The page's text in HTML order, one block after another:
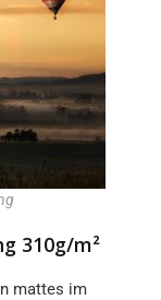
310g/m²
mattes im